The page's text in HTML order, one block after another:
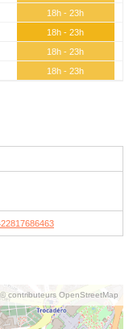
18h - 23h
18h - 23h
18h - 23h
18h - 23h
© contributeurs OpenStreetMap